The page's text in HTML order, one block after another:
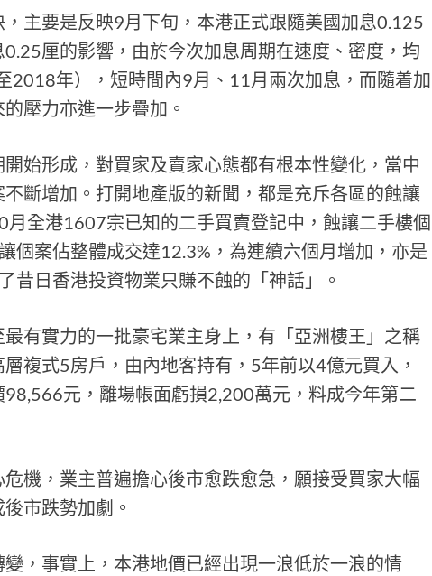
主要是反映9月下旬，本港正式跟隨美國加息0.125
厘的影響，由於今次加息周期在速度、密度，均
2018年），短時間內9月、11月兩次加息，而隨着加
壓力亦進一步疊加。
始形成，對買家及賣家心態都有根本性變化，當中
斷增加。打開地產版的新聞，都是充斥各區的蝕讓
全港1607宗已知的二手買賣登記中，蝕讓二手樓個
個案佔整體成交達12.3%，為連續六個月增加，亦是
昔日香港投資物業只賺不蝕的「神話」。
有實力的一批豪宅業主身上，有「亞洲樓王」之稱
複式5房戶，由內地客持有，5年前以4億元買入，
元，離場帳面虧損2,200萬元，料成今年第二
機，業主普遍擔心後市愈跌愈急，願接受買家大幅
市跌勢加劇。
，事實上，本港地價已經出現一浪低於一浪的情